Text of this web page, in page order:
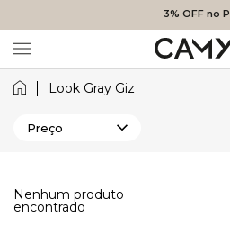
3% OFF no
Look Gray Giz
Preço
Nenhum produto
encontrado